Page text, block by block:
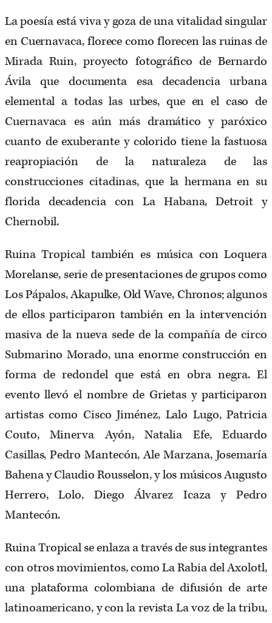
La poesía está viva y goza de una vitalidad singular
en Cuernavaca, florece como florecen las ruinas de
Mirada Ruin, proyecto fotográfico de Bernardo
Ávila que documenta esa decadencia urbana
elemental a todas las urbes, que en el caso de
Cuernavaca es aún más dramático y paróxico
cuanto de exuberante y colorido tiene la fastuosa
reapropiación de la naturaleza de las
construcciones citadinas, que la hermana en su
florida decadencia con La Habana, Detroit y
Chernobil.
Ruina Tropical también es música con Loquera
Morelanse, serie de presentaciones de grupos como
Los Pápalos, Akapulke, Old Wave, Chronos; algunos
de ellos participaron también en la intervención
masiva de la nueva sede de la compañía de circo
Submarino Morado, una enorme construcción en
forma de redondel que está en obra negra. El
evento llevó el nombre de Grietas y participaron
artistas como Cisco Jiménez, Lalo Lugo, Patricia
Couto, Minerva Ayón, Natalia Efe, Eduardo
Casillas, Pedro Mantecón, Ale Marzana, Josemaría
Bahena y Claudio Rousselon, y los músicos Augusto
Herrero, Lolo, Diego Álvarez Icaza y Pedro
Mantecón.
Ruina Tropical se enlaza a través de sus integrantes
con otros movimientos, como La Rabia del Axolotl,
una plataforma colombiana de difusión de arte
latinoamericano, y con la revista La voz de la tribu,